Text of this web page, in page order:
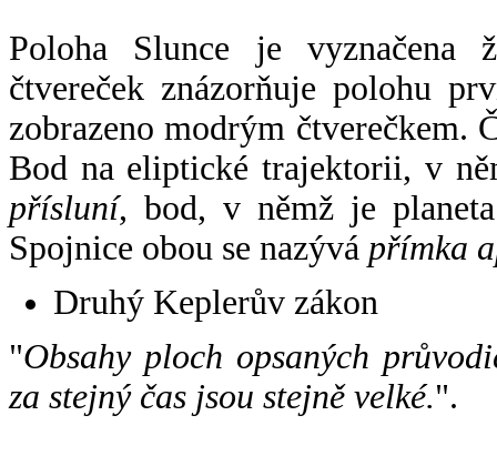
Poloha Slunce je vyznačena
čtvereček znázorňuje polohu
zobrazeno modrým čtverečkem.
Bod na eliptické trajektorii, v
přísluní, bod, v němž je
Spojnice obou se nazývá přímka
Druhý Keplerův zákon
"Obsahy ploch opsaných
za stejný čas jsou stejně velké.".